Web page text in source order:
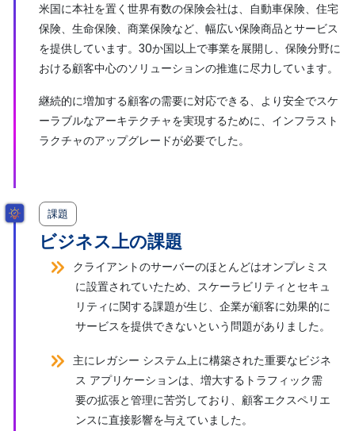
米国に本社を置く世界有数の保険会社は、自動車保険、住宅
保険、生命保険、商業保険など、幅広い保険商品とサービス
を提供しています。30か国以上で事業を展開し、保険分野に
おける顧客中心のソリューションの推進に尽力しています。
継続的に増加する顧客の需要に対応できる、より安全でスケ
ーラブルなアーキテクチャを実現するために、インフラスト
ラクチャのアップグレードが必要でした。
課題
ビジネス上の課題
クライアントのサーバーのほとんどはオンプレミス
に設置されていたため、スケーラビリティとセキュ
リティに関する課題が生じ、企業が顧客に効果的に
サービスを提供できないという問題がありました。
主にレガシー システム上に構築された重要なビジネ
ス アプリケーションは、増大するトラフィック需
要の拡張と管理に苦労しており、顧客エクスペリエ
ンスに直接影響を与えていました。